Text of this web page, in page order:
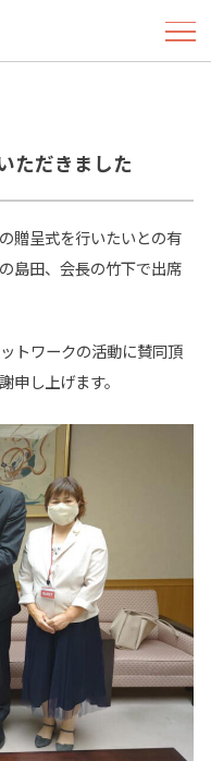
ただきました
贈呈式を行いたいとの有
島田、会長の竹下で出席
トワークの活動に賛同頂
申し上げます。